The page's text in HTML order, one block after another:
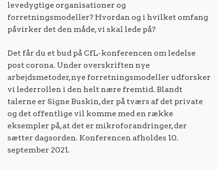
levedygtige organisationer og
forretningsmodeller? Hvordan og i hvilket omfang
påvirker det den måde, vi skal lede på?
Det får du et bud på CfL-konferencen om ledelse
post corona. Under overskriften nye
arbejdsmetoder, nye forretningsmodeller udforsker
vi lederrollen i den helt nære fremtid. Blandt
talerne er Signe Buskin, der på tværs af det private
og det offentlige vil komme med en række
eksempler på, at det er mikroforandringer, der
sætter dagsorden. Konferencen afholdes 10.
september 2021.